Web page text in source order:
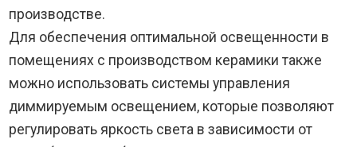
производстве.
Для обеспечения оптимальной освещенности в
помещениях с производством керамики также
можно использовать системы управления
диммируемым освещением, которые позволяют
регулировать яркость света в зависимости от